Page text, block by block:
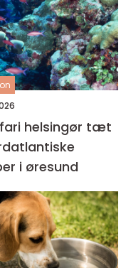
helsingør tæt
i øresund